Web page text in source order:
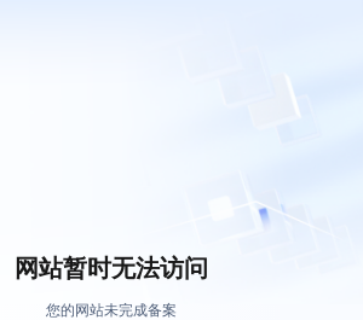
网站暂时无法访问
您的网站未完成备案